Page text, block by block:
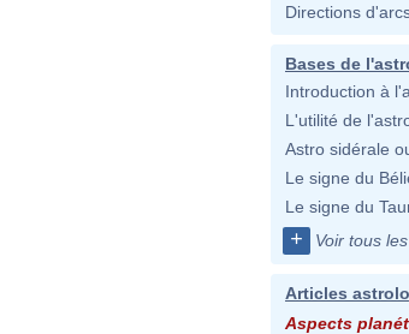
Directions
Bases de
Introduction à
L'utilité de
Astro sidérale
Le signe du
Le signe du
+ Voir tous
Articles
Aspects